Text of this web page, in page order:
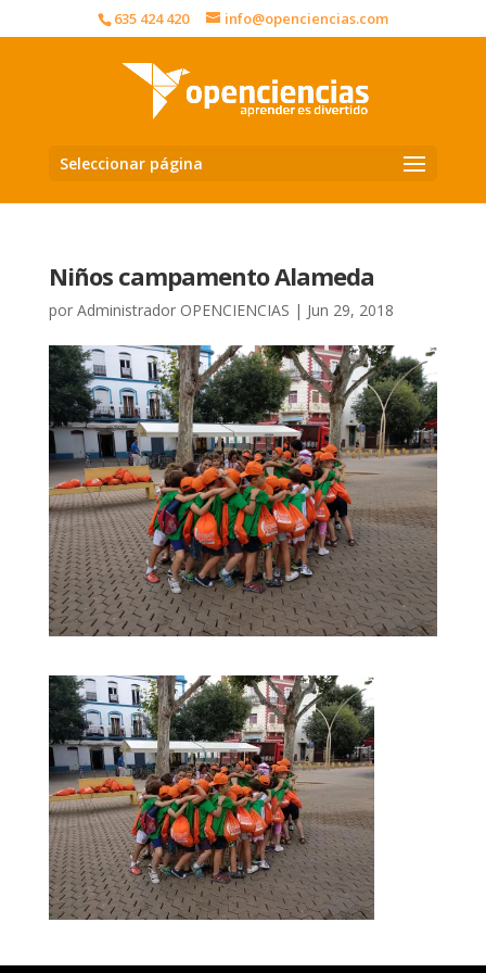
635 424 420 info@openciencias.com
Seleccionar página
Niños campamento Alameda
por Administrador OPENCIENCIAS | Jun 29, 2018